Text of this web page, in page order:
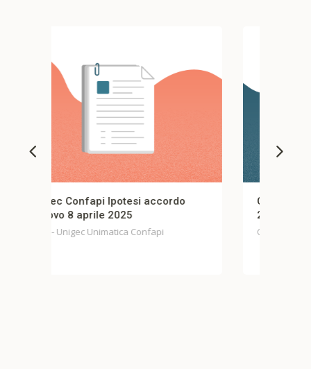
CCNL TLC – Rinnovo 11 novembre
2025
CCNL TLC